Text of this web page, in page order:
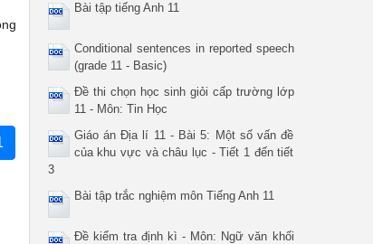
Bài tập tiếng Anh 11
Conditional sentences in reported speech
(grade 11 - Basic)
Đề thi chọn học sinh giỏi cấp trường lớp
11 - Môn: Tin Học
Giáo án Địa lí 11 - Bài 5: Một số vấn đề
của khu vực và châu lục - Tiết 1 đến tiết
3
Bài tập trắc nghiệm môn Tiếng Anh 11
Đề kiểm tra định kì - Môn: Ngữ văn khối